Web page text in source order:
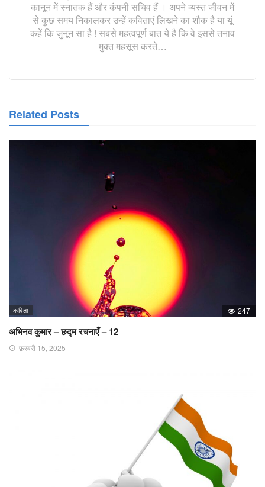
कानून में स्नातक हैं और कंपनी सचिव हैं । अपने व्यस्त जीवन में
से कुछ समय निकालकर उन्हें कविताएं लिखने का शौक है या यूं
कहें कि जुनून सा है ! सबसे महत्वपूर्ण बात ये है कि वे इससे तनाव
मुक्त महसूस करते…
Related Posts
कविता 247
अभिनव कुमार – छद्म रचनाएँ – 12
फ़रवरी 15, 2025